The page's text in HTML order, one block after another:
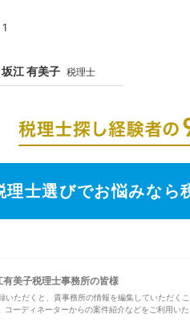
1
坂江 有美子 税理士
理士選びでお悩みなら
美子税理士事務所の皆様
いただくと、貴事務所の情報を編集していただく
ーディネーターからの案件紹介などをご利用いた